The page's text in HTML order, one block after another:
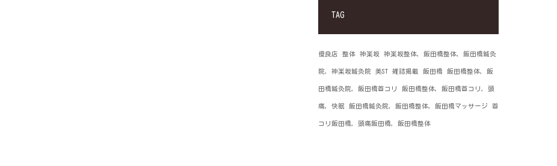
TAG
優良店 整体 神楽坂 神楽坂整体，飯田橋整体，飯田橋鍼灸
院，神楽坂鍼灸院 美ST 雑誌掲載 飯田橋 飯田橋整体，飯
田橋鍼灸院，飯田橋首コリ 飯田橋整体，飯田橋首コリ，頭
痛，快眠 飯田橋鍼灸院，飯田橋整体，飯田橋マッサージ 首
コリ飯田橋，頭痛飯田橋，飯田橋整体